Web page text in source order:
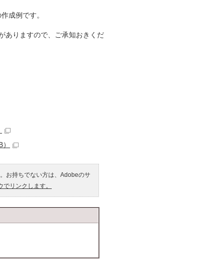
成例です。
ありますので、ご承知おきくだ
お持ちでない方は、Adobeのサ
リンクします。